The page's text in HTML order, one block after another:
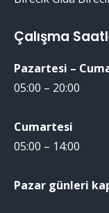
Çalışma
Pazartesi –
05:00 – 20:00
Cumartesi
05:00 – 14:00
Pazar günleri